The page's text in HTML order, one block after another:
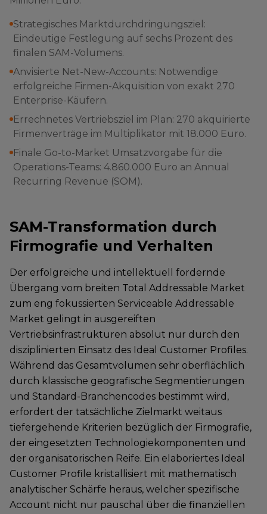
Strategisches Marktdurchdringungsziel:
Eindeutige Festlegung auf sechs Prozent des
finalen SAM-Volumens.
Anvisierte Net-New-Accounts: Notwendige
erfolgreiche Firmen-Akquisition von exakt 270
Enterprise-Käufern.
Errechnetes Vertriebsziel im Plan: 270 akquirierte
Firmenverträge im Multiplikator mit 18.000 Euro.
Finale Go-to-Market Umsatzvorgabe für die
Operations-Teams: 4.860.000 Euro an Annual
Recurring Revenue (SOM).
SAM-Transformation durch
Firmografie und Verhalten
Der erfolgreiche und intellektuell fordernde
Übergang vom breiten Total Addressable Market
zum eng fokussierten Serviceable Addressable
Market gelingt in ausgereiften
Vertriebsinfrastrukturen absolut nur durch den
disziplinierten Einsatz des Ideal Customer Profiles.
Während das Gesamtvolumen sehr oberflächlich
durch klassische geografische Segmentierungen
und Standard-Branchencodes bestimmt wird,
erfordert der tatsächliche Zielmarkt weitaus
tiefergehende Kriterien bezüglich der Firmografie,
der eingesetzten Technologiekomponenten und
der organisatorischen Reife. Ein elaboriertes Ideal
Customer Profile kristallisiert mit mathematisch
analytischer Schärfe heraus, welcher spezifische
Account nicht nur pauschal über die finanziellen